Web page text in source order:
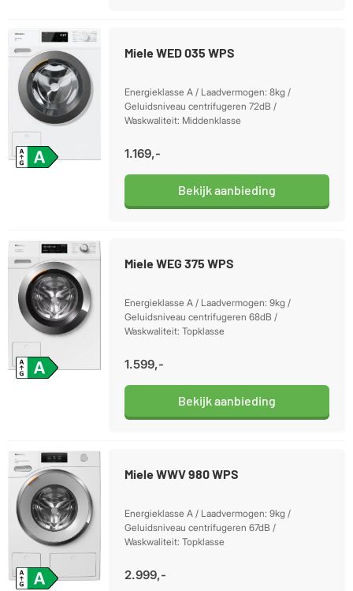
Miele WED 035 WPS
Energieklasse A / Laadvermogen: 8kg /
Geluidsniveau centrifugeren 72dB /
Waskwaliteit: Middenklasse
1.169,-
Bekijk aanbieding
Miele WEG 375 WPS
Energieklasse A / Laadvermogen: 9kg /
Geluidsniveau centrifugeren 68dB /
Waskwaliteit: Topklasse
1.599,-
Bekijk aanbieding
Miele WWV 980 WPS
Energieklasse A / Laadvermogen: 9kg /
Geluidsniveau centrifugeren 67dB /
Waskwaliteit: Topklasse
2.999,-